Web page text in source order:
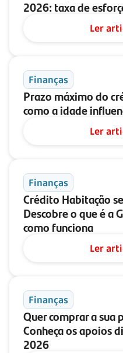
2026: taxa de
Ler
Finanças
Prazo máximo do
como a idade
Ler
Finanças
Crédito Habitação
Descobre o que é a
como funciona
Ler
Finanças
Quer comprar a sua
Conheça os apoios
2026